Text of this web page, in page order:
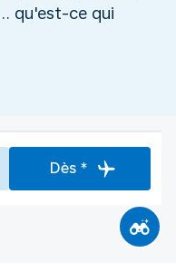
qu'est-ce qui
Dès *